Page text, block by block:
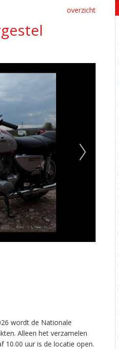
overzicht
wordt de Nationale
Alleen het verzamelen
10.00 uur is de locatie open.